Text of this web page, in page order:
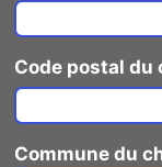
Code postal du
Commune du